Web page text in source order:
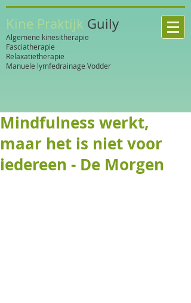
Kine Praktijk Guily
Algemene kinesitherapie
Fasciatherapie
Relaxatietherapie
Manuele lymfedrainage Vodder
Mindfulness werkt,
maar het is niet voor
iedereen - De Morgen